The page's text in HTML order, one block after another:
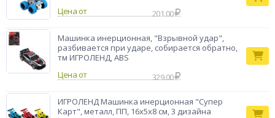
Цена от
201.00
Машинка инерционная, "Взрывной удар",
разбивается при ударе, собирается обратно,
тм ИГРОЛЕНД, ABS
Цена от
329.00
ИГРОЛЕНД Машинка инерционная "Супер
Карт", металл, ПП, 16х5х8 см, 3 дизайна